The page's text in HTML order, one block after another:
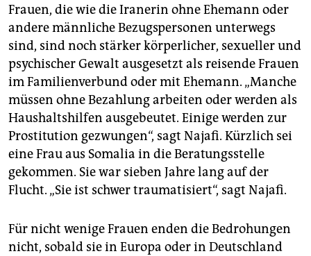
Frauen, die wie die Iranerin ohne Ehemann oder
andere männliche Bezugspersonen unterwegs
sind, sind noch stärker körperlicher, sexueller und
psychischer Gewalt ausgesetzt als reisende Frauen
im Familienverbund oder mit Ehemann. „Manche
müssen ohne Bezahlung arbeiten oder werden als
Haushaltshilfen ausgebeutet. Einige werden zur
Prostitution gezwungen“, sagt Najafi. Kürzlich sei
eine Frau aus Somalia in die Beratungsstelle
gekommen. Sie war sieben Jahre lang auf der
Flucht. „Sie ist schwer traumatisiert“, sagt Najafi.
Für nicht wenige Frauen enden die Bedrohungen
nicht, sobald sie in Europa oder in Deutschland